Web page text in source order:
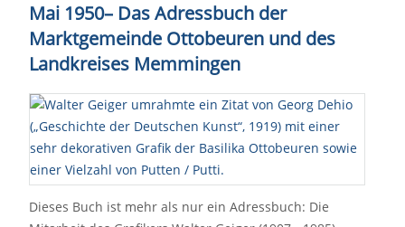
Mai 1950– Das Adressbuch der
Marktgemeinde Ottobeuren und des
Landkreises Memmingen
Dieses Buch ist mehr als nur ein Adressbuch: Die